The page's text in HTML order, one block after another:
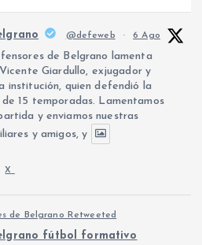
@defeweb · 6 Ago
de Belgrano lamenta
Giardullo, exjugador y
institución, quien defendió la
15 temporadas. Lamentamos
y enviamos nuestras
y amigos, y
X
de Belgrano Retweeted
fútbol formativo